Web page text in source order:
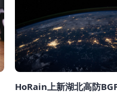
HoRain上新湖北高防